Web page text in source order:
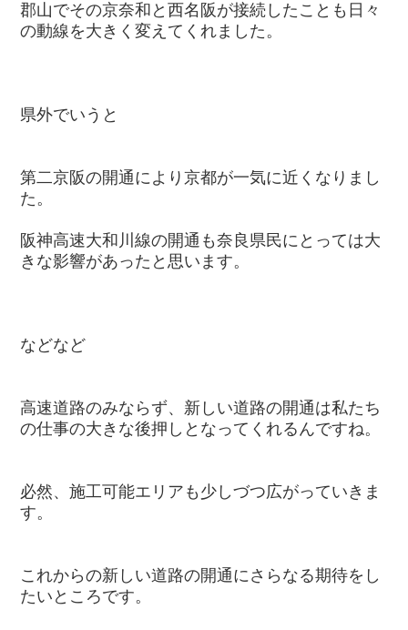
郡山でその京奈和と西名阪が接続したことも日々
の動線を大きく変えてくれました。
県外でいうと
第二京阪の開通により京都が一気に近くなりまし
た。
阪神高速大和川線の開通も奈良県民にとっては大
きな影響があったと思います。
などなど
高速道路のみならず、新しい道路の開通は私たち
の仕事の大きな後押しとなってくれるんですね。
必然、施工可能エリアも少しづつ広がっていきま
す。
これからの新しい道路の開通にさらなる期待をし
たいところです。